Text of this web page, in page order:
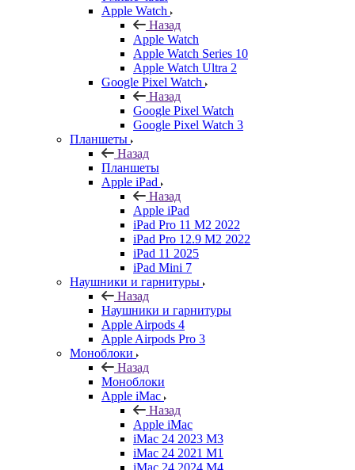
Apple Watch
Назад
Apple Watch
Apple Watch Series 10
Apple Watch Ultra 2
Google Pixel Watch
Назад
Google Pixel Watch
Google Pixel Watch 3
Планшеты
Назад
Планшеты
Apple iPad
Назад
Apple iPad
iPad Pro 11 M2 2022
iPad Pro 12.9 M2 2022
iPad 11 2025
iPad Mini 7
Наушники и гарнитуры
Назад
Наушники и гарнитуры
Apple Airpods 4
Apple Airpods Pro 3
Моноблоки
Назад
Моноблоки
Apple iMac
Назад
Apple iMac
iMac 24 2023 M3
iMac 24 2021 M1
iMac 24 2024 M4